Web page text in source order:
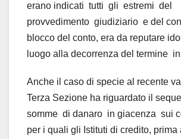
erano indicati tutti gli estremi del
provvedimento giudiziario e del
blocco del conto, era da reputare
luogo alla decorrenza del termine
Anche il caso di specie al recente
Terza Sezione ha riguardato il
somme di danaro in giacenza sui
per i quali gli Istituti di credito, prima